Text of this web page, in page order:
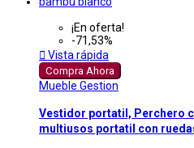
¡En oferta!
-71,53%
 Vista rápida
Compra Ahora
Mueble Gestion
Vestidor portatil, Perchero
multiusos portatil con